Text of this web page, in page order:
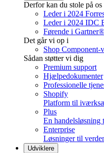
Derfor kan du stole på os
Leder i 2024
Leder i 2024 IDC
Førende i
Det går vi op i
Shop Component-
Sådan støtter vi dig
Premium support
Hjælpedokumenter
Professionelle
Shopify
Platform til
Plus
En
Enterprise
Løsninger til
Udviklere